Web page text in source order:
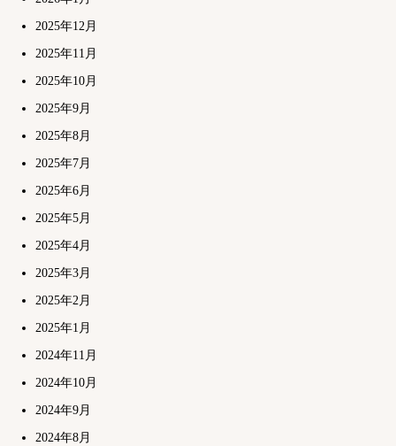
2025年12月
2025年11月
2025年10月
2025年9月
2025年8月
2025年7月
2025年6月
2025年5月
2025年4月
2025年3月
2025年2月
2025年1月
2024年11月
2024年10月
2024年9月
2024年8月